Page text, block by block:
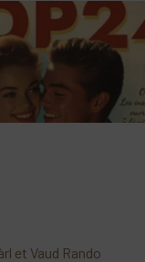
et Vaud Rando